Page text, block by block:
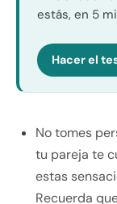
estás, en 5
Hacer el
No tomes
tu pareja te
estas
Recuerda